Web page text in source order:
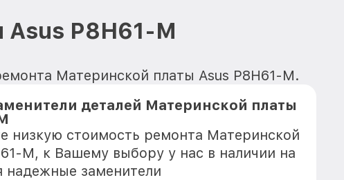
P8H61-M
Материнской платы Asus P8H61-M.
деталей Материнской платы
низкую стоимость ремонта Материнской
M, к Вашему выбору у нас в наличии на
надежные заменители